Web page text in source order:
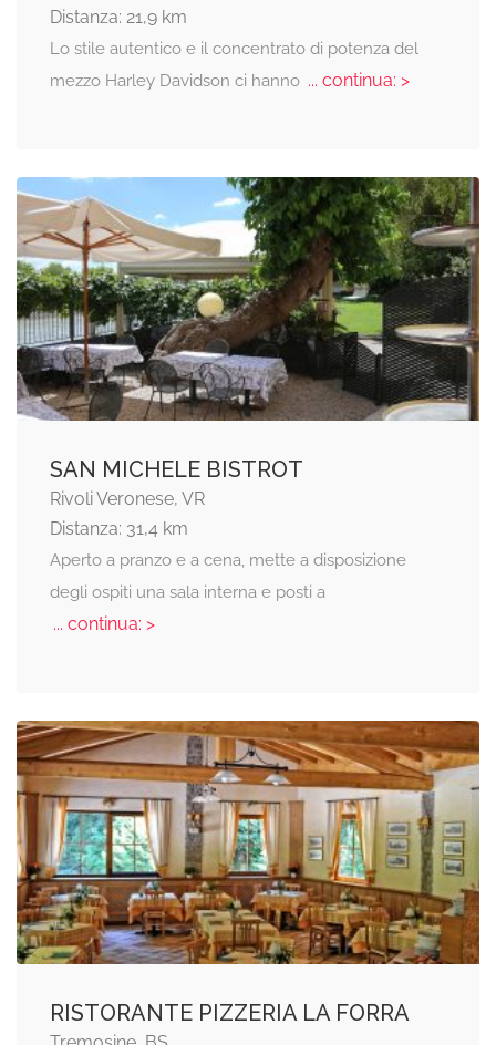
Distanza: 21,9 km
Lo stile autentico e il concentrato di potenza del
mezzo Harley Davidson ci hanno... continua: >
SAN MICHELE BISTROT
Rivoli Veronese, VR
Distanza: 31,4 km
Aperto a pranzo e a cena, mette a disposizione
degli ospiti una sala interna e posti a
... continua: >
RISTORANTE PIZZERIA LA FORRA